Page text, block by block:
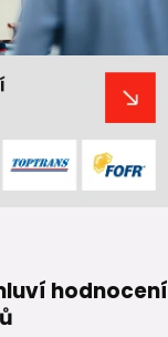
hodnocení